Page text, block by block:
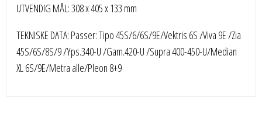
UTVENDIG MÅL: 308 x 405 x 133 mm
TEKNISKE DATA: Passer: Tipo 45S/6/6S/9E/Vektris 6S /Viva 9E /Zia
45S/6S/8S/9 /Yps.340-U /Gam.420-U /Supra 400-450-U/Median
XL 6S/9E/Metra alle/Pleon 8+9